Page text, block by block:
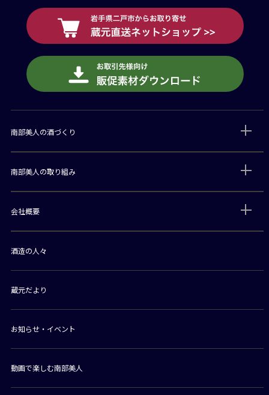
南部美人の酒づくり
南部美人の取り組み
会社概要
酒造の人々
蔵元だより
お知らせ・イベント
動画で楽しむ南部美人